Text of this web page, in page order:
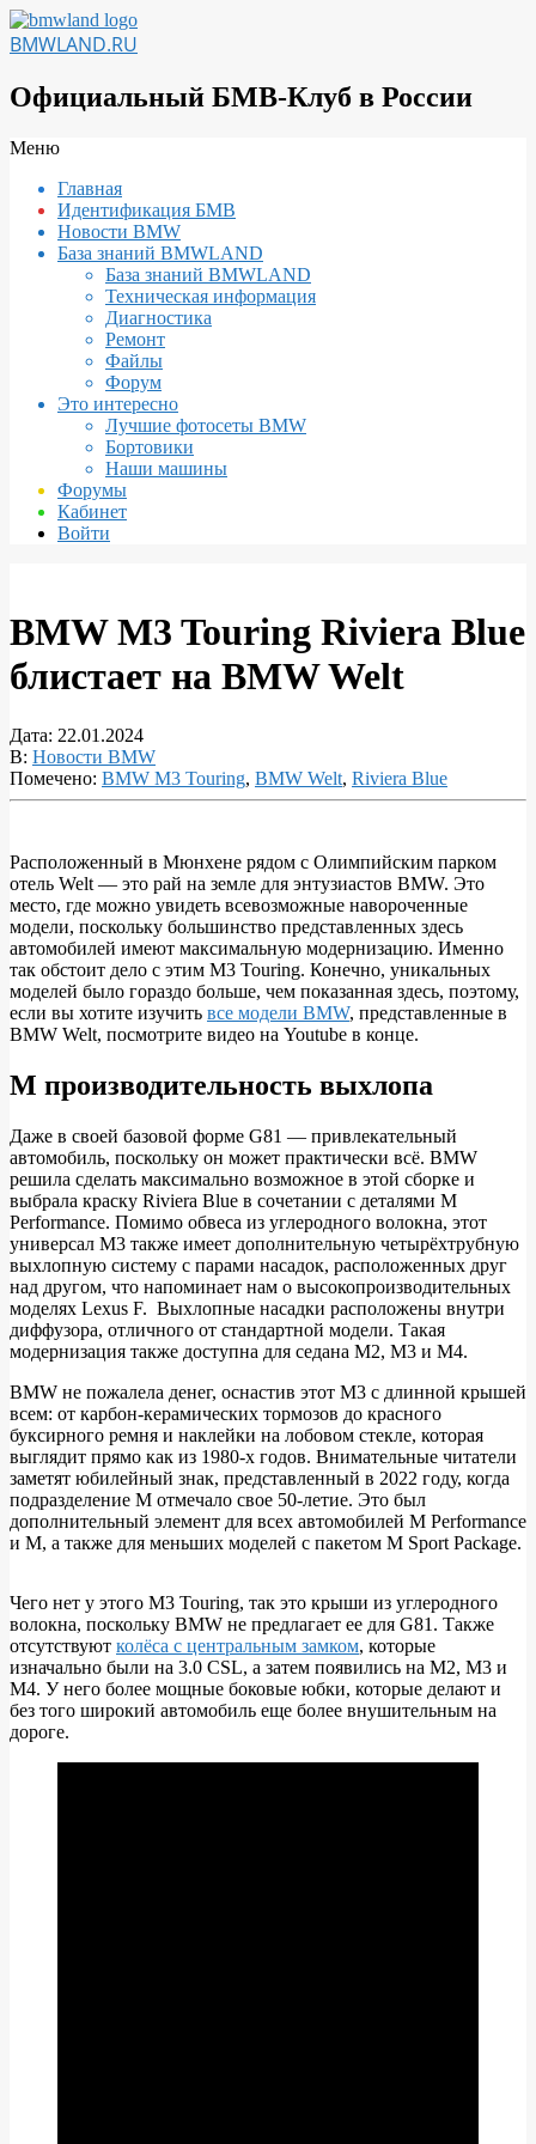
Перейти
к
BMWLAND.RU
Официальный БМВ-Клуб в России
Вторичное
навигации
Меню
Главная
Идентификация БМВ
Новости BMW
База знаний BMWLAND
База знаний BMWLAND
Техническая информация
Диагностика
Ремонт
Файлы
Форум
Это интересно
Лучшие фотосеты BMW
Бортовики
Наши машины
Форумы
Кабинет
Войти
BMW M3 Touring Riviera Blue
блистает на BMW Welt
Дата: 22.01.2024
В: Новости BMW
Помечено: BMW M3 Touring, BMW Welt, Riviera Blue
BMW
M3
Touring
Riviera
Blue
блистает
на
Welt
Расположенный в Мюнхене рядом с Олимпийским парком
отель Welt — это рай на земле для энтузиастов BMW. Это
место, где можно увидеть всевозможные навороченные
модели, поскольку большинство представленных здесь
автомобилей имеют максимальную модернизацию. Именно
так обстоит дело с этим M3 Touring. Конечно, уникальных
моделей было гораздо больше, чем показанная здесь, поэтому,
если вы хотите изучить все модели BMW, представленные в
BMW Welt, посмотрите видео на Youtube в конце.
М производительность выхлопа
Даже в своей базовой форме G81 — привлекательный
автомобиль, поскольку он может практически всё. BMW
решила сделать максимально возможное в этой сборке и
выбрала краску Riviera Blue в сочетании с деталями M
Performance. Помимо обвеса из углеродного волокна, этот
универсал M3 также имеет дополнительную четырёхтрубную
выхлопную систему с парами насадок, расположенных друг
над другом, что напоминает нам о высокопроизводительных
моделях Lexus F. Выхлопные насадки расположены внутри
диффузора, отличного от стандартной модели. Такая
модернизация также доступна для седана M2, M3 и M4.
BMW не пожалела денег, оснастив этот M3 с длинной крышей
всем: от карбон-керамических тормозов до красного
буксирного ремня и наклейки на лобовом стекле, которая
выглядит прямо как из 1980-х годов. Внимательные читатели
заметят юбилейный знак, представленный в 2022 году, когда
подразделение М отмечало свое 50-летие. Это был
дополнительный элемент для всех автомобилей M Performance
и M, а также для меньших моделей с пакетом M Sport Package.
Чего нет у этого M3 Touring, так это крыши из углеродного
волокна, поскольку BMW не предлагает ее для G81. Также
отсутствуют колёса с центральным замком, которые
изначально были на 3.0 CSL, а затем появились на M2, M3 и
M4. У него более мощные боковые юбки, которые делают и
без того широкий автомобиль еще более внушительным на
дороге.